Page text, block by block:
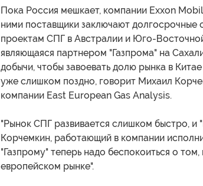
Пока Россия мешкает, компании Exxon
ними поставщики заключают долгосрочные
проектам СПГ в Австралии и Юго-
являющаяся партнером "Газпрома" на
добычи, чтобы завоевать долю рынка в
уже слишком поздно, говорит Михаил
компании East European Gas Analysis.
"Рынок СПГ развивается слишком быстро, и
Корчемкин, работающий в компании
"Газпрому" теперь надо беспокоиться о
европейском рынке".